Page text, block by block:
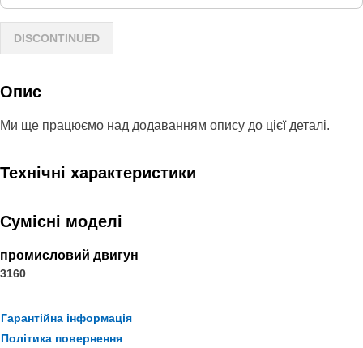
DISCONTINUED
Опис
Ми ще працюємо над додаванням опису до цієї деталі.
Технічні характеристики
Сумісні моделі
промисловий двигун
3160
Гарантійна інформація
Політика повернення